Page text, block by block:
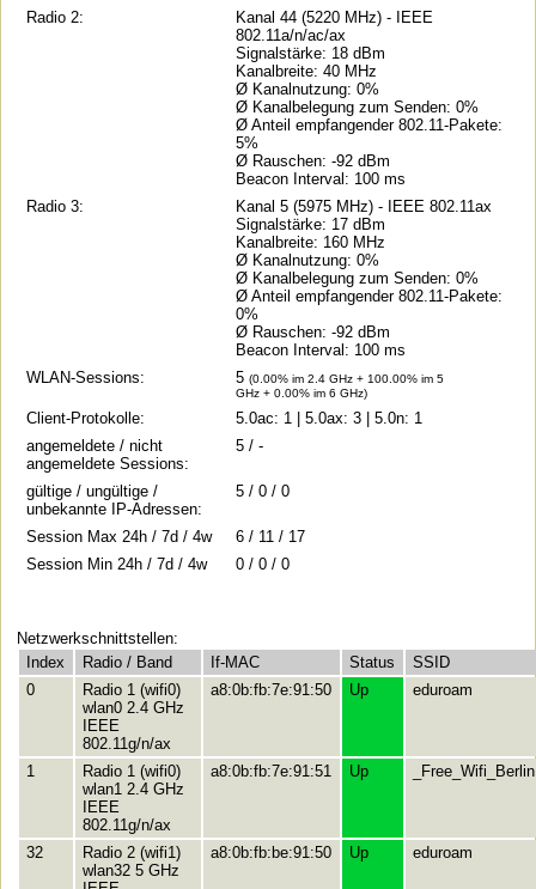
Radio 2:
Kanal 44 (5220 MHz) - IEEE
802.11a/n/ac/ax
Signalstärke: 18 dBm
Kanalbreite: 40 MHz
Ø Kanalnutzung: 0%
Ø Kanalbelegung zum Senden: 0%
Ø Anteil empfangender 802.11-Pakete:
5%
Ø Rauschen: -92 dBm
Beacon Interval: 100 ms
Radio 3:
Kanal 5 (5975 MHz) - IEEE 802.11ax
Signalstärke: 17 dBm
Kanalbreite: 160 MHz
Ø Kanalnutzung: 0%
Ø Kanalbelegung zum Senden: 0%
Ø Anteil empfangender 802.11-Pakete:
0%
Ø Rauschen: -92 dBm
Beacon Interval: 100 ms
WLAN-Sessions:
5(0.00% im 2.4 GHz + 100.00% im 5
GHz + 0.00% im 6 GHz)
Client-Protokolle:
5.0ac: 1 | 5.0ax: 3 | 5.0n: 1
angemeldete / nicht
angemeldete Sessions:
5 / -
gültige / ungültige /
unbekannte IP-Adressen:
5 / 0 / 0
Session Max 24h / 7d / 4w
6 / 11 / 17
Session Min 24h / 7d / 4w
0 / 0 / 0
Netzwerkschnittstellen:
Index
Radio / Band If-MAC Status
SSID
0
Radio 1 (wifi0)
wlan0 2.4 GHz
IEEE
802.11g/n/ax
a8:0b:fb:7e:91:50 Up eduroam
1
Radio 1 (wifi0)
wlan1 2.4 GHz
IEEE
802.11g/n/ax
a8:0b:fb:7e:91:51 Up _Free_Wifi_Berlin
32
Radio 2 (wifi1)
wlan32 5 GHz
a8:0b:fb:be:91:50 Up eduroam